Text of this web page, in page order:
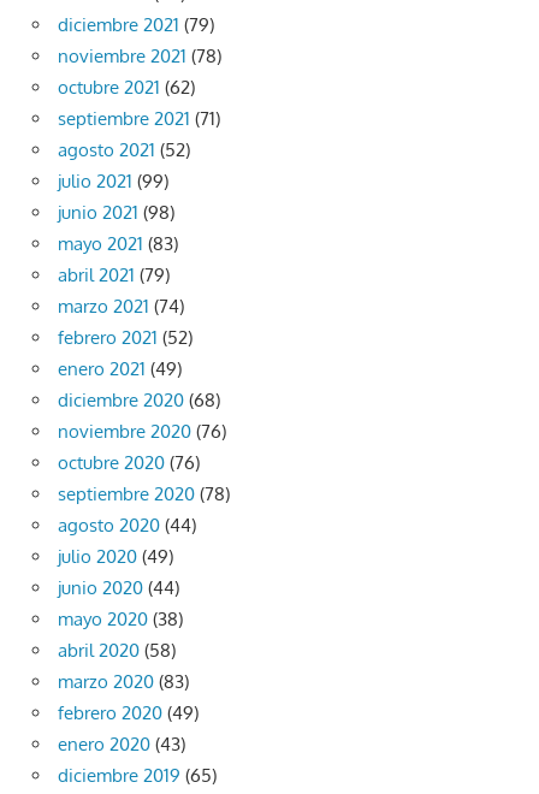
diciembre 2021 (79)
noviembre 2021 (78)
octubre 2021 (62)
septiembre 2021 (71)
agosto 2021 (52)
julio 2021 (99)
junio 2021 (98)
mayo 2021 (83)
abril 2021 (79)
marzo 2021 (74)
febrero 2021 (52)
enero 2021 (49)
diciembre 2020 (68)
noviembre 2020 (76)
octubre 2020 (76)
septiembre 2020 (78)
agosto 2020 (44)
julio 2020 (49)
junio 2020 (44)
mayo 2020 (38)
abril 2020 (58)
marzo 2020 (83)
febrero 2020 (49)
enero 2020 (43)
diciembre 2019 (65)